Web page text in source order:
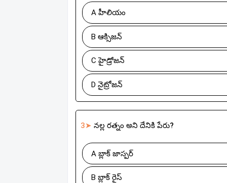
A హీలియం
B ఆక్సిజన్
C హైడ్రోజన్
D నైట్రోజన్
3➤ నల్ల రత్నం అని దేనికి పేరు?
A బ్లాక్ జాస్పర్
B బ్లాక్ రైస్